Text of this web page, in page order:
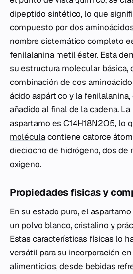
dipeptido sintético, lo que
compuesto por dos
nombre sistemático completo
fenilalanina metil éster. Esta
su estructura molecular básica,
combinación de dos
ácido aspártico y la
añadido al final de la cadena.
aspartamo es C14H18N2O5, lo
moléculacontiene catorce
dieciocho de hidrógeno, dos de
oxígeno.
Propiedades físicas y
En su estado puro, el
un polvo blanco, cristalino y
Estas características físicas lo
versátil para su incorporación
alimenticios, desde bebidas